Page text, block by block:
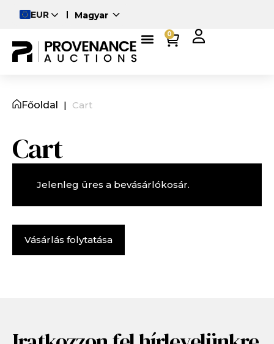
EUR
Magyar
Deutsch
0
Főoldal | Cart
Cart
Jelenleg üres a bevásárlókosár.
Vásárlás folytatása